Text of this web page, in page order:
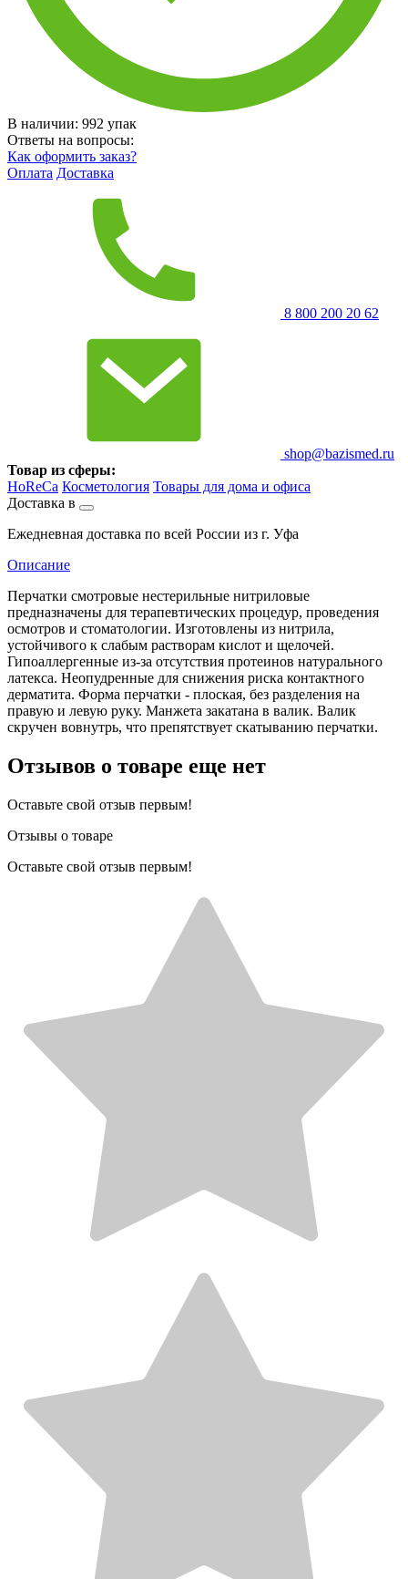
В наличии: 992 упак
Ответы на вопросы:
Как оформить заказ?
Оплата Доставка
8 800 200 20 62
shop@bazismed.ru
Товар из сферы:
HoReCa Косметология Товары для дома и офиса
Доставка в
Ежедневная доставка по всей России из г. Уфа
Описание
Перчатки смотровые нестерильные нитриловые
предназначены для терапевтических процедур, проведения
осмотров и стоматологии. Изготовлены из нитрила,
устойчивого к слабым растворам кислот и щелочей.
Гипоаллергенные из-за отсутствия протеинов натурального
латекса. Неопудренные для снижения риска контактного
дерматита. Форма перчатки - плоская, без разделения на
правую и левую руку. Манжета закатана в валик. Валик
скручен вовнутрь, что препятствует скатыванию перчатки.
Отзывов о товаре еще нет
Оставьте свой отзыв первым!
Отзывы о товаре
Оставьте свой отзыв первым!